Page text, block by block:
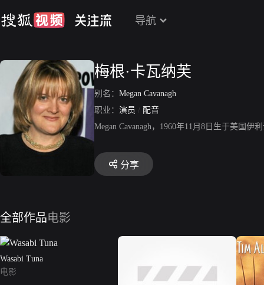
导航
梅根·卡瓦纳芙
别名： Megan Cavanagh
职业： 演员 / 配音
Megan Cavanagh，1960年11月8日生于美国
分享
全部作品电影
Wasabi Tuna
电影